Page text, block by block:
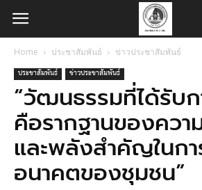
Home ประชาสัมพันธ์ ข่าวประชาสัมพันธ์
ประชาสัมพันธ์ ข่าวประชาสัมพันธ์
“วัฒนธรรมที่ได้รับ
คือรากฐานของควา
และพลังสำคัญในกา
อนาคตของชุมชน”